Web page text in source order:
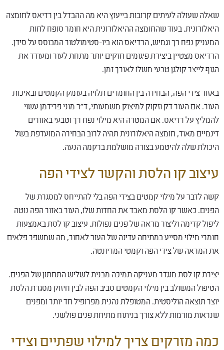
שאלה שעולה לעיתים קרובות בייעוץ היא מה ההבדל בין רדיאס לחומצה
היאלורונית. בעוד שהחומצה ההיאלורונית היא חומר סופח לחות
המעניק נפח רך וגמיש, הרדיאס הוא ביו-סטימולטור המבוסס על סידן.
הרדיאס מצטיין ביצירת פיגומים חזקים יותר מתחת לעור ומעודד את
הגוף לייצר קולגן טבעי משלו לאורך זמן.
באזור צידי הפה, הבחירה בין החומרים תלויה בעומק הקמטים ובאיכות
העור. אם העור דק וזקוק למיצוק משמעותי, ד"ר מוני פרידמן עשוי
להמליץ על רדיאס. אם המטרה היא מילוי נפח רך וטבעי באזורים
דינמיים מאוד, חומצה היאלורונית תהיה לרוב הבחירה המועדפת בשל
היכולת שלה להיטמע בצורה מושלמת ברקמה הנעה.
עיצוב קו הלסת והקשר לצידי הפה
קשה לדבר על מילוי קמטים בצידי הפה בלי להתייחס למסגרת של
הפנים. כאשר קו הלסת מאבד את החדות שלו, העור באזור הפה נוטה
ליפול קדימה וליצור מראה של פנים נפולות. עיצוב קו לסת באמצעות
חומרי מילוי מסייע במתיחה עדינה של העור לאחור, מה שמשפר פלאים
את המראה של צידי הפה וקמטי המריונטה.
יצירת קו לסת מוגדר מעניקה תמיכה מבנית לשליש התחתון של הפנים.
הטיפול המשולב בין מילוי הקמטים סביב הפה לבין חיזוק מסגרת הלסת
יוצר תוצאה הוליסטית. המטופלת נהנית מפרופיל חד יותר ומפנים
שנראות מורמות ללא צורך בניתוח מתיחת פנים פולשני.
כמה מזרקים צריך למילוי שפתיים וצידי